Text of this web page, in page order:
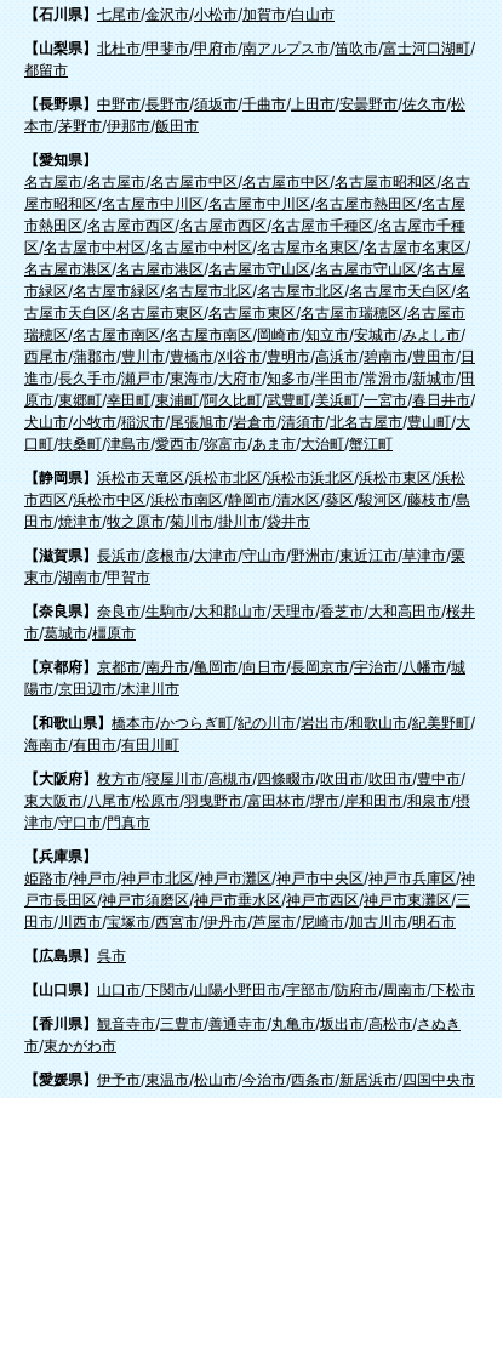
【石川県】 七尾市/金沢市/小松市/加賀市/白山市
【山梨県】 北杜市/甲斐市/甲府市/南アルプス市/笛吹市/富士河口湖町/
都留市
【長野県】 中野市/長野市/須坂市/千曲市/上田市/安曇野市/佐久市/松
本市/茅野市/伊那市/飯田市
【愛知県】
名古屋市/名古屋市/名古屋市中区/名古屋市中区/名古屋市昭和区/名古
屋市昭和区/名古屋市中川区/名古屋市中川区/名古屋市熱田区/名古屋
市熱田区/名古屋市西区/名古屋市西区/名古屋市千種区/名古屋市千種
区/名古屋市中村区/名古屋市中村区/名古屋市名東区/名古屋市名東区/
名古屋市港区/名古屋市港区/名古屋市守山区/名古屋市守山区/名古屋
市緑区/名古屋市緑区/名古屋市北区/名古屋市北区/名古屋市天白区/名
古屋市天白区/名古屋市東区/名古屋市東区/名古屋市瑞穂区/名古屋市
瑞穂区/名古屋市南区/名古屋市南区/岡崎市/知立市/安城市/みよし市/
西尾市/蒲郡市/豊川市/豊橋市/刈谷市/豊明市/高浜市/碧南市/豊田市/日
進市/長久手市/瀬戸市/東海市/大府市/知多市/半田市/常滑市/新城市/田
原市/東郷町/幸田町/東浦町/阿久比町/武豊町/美浜町/一宮市/春日井市/
犬山市/小牧市/稲沢市/尾張旭市/岩倉市/清須市/北名古屋市/豊山町/大
口町/扶桑町/津島市/愛西市/弥富市/あま市/大治町/蟹江町
【静岡県】 浜松市天竜区/浜松市北区/浜松市浜北区/浜松市東区/浜松
市西区/浜松市中区/浜松市南区/静岡市/清水区/葵区/駿河区/藤枝市/島
田市/焼津市/牧之原市/菊川市/掛川市/袋井市
【滋賀県】 長浜市/彦根市/大津市/守山市/野洲市/東近江市/草津市/栗
東市/湖南市/甲賀市
【奈良県】 奈良市/生駒市/大和郡山市/天理市/香芝市/大和高田市/桜井
市/葛城市/橿原市
【京都府】 京都市/南丹市/亀岡市/向日市/長岡京市/宇治市/八幡市/城
陽市/京田辺市/木津川市
【和歌山県】 橋本市/かつらぎ町/紀の川市/岩出市/和歌山市/紀美野町/
海南市/有田市/有田川町
【大阪府】 枚方市/寝屋川市/高槻市/四條畷市/吹田市/吹田市/豊中市/
東大阪市/八尾市/松原市/羽曳野市/富田林市/堺市/岸和田市/和泉市/摂
津市/守口市/門真市
【兵庫県】
姫路市/神戸市/神戸市北区/神戸市灘区/神戸市中央区/神戸市兵庫区/神
戸市長田区/神戸市須磨区/神戸市垂水区/神戸市西区/神戸市東灘区/三
田市/川西市/宝塚市/西宮市/伊丹市/芦屋市/尼崎市/加古川市/明石市
【広島県】 呉市
【山口県】 山口市/下関市/山陽小野田市/宇部市/防府市/周南市/下松市
【香川県】 観音寺市/三豊市/善通寺市/丸亀市/坂出市/高松市/さぬき
市/東かがわ市
【愛媛県】 伊予市/東温市/松山市/今治市/西条市/新居浜市/四国中央市